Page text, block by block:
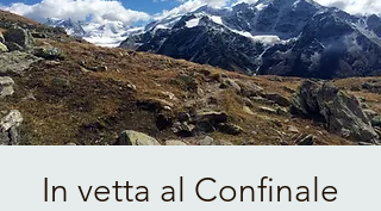
In vetta al Confinale